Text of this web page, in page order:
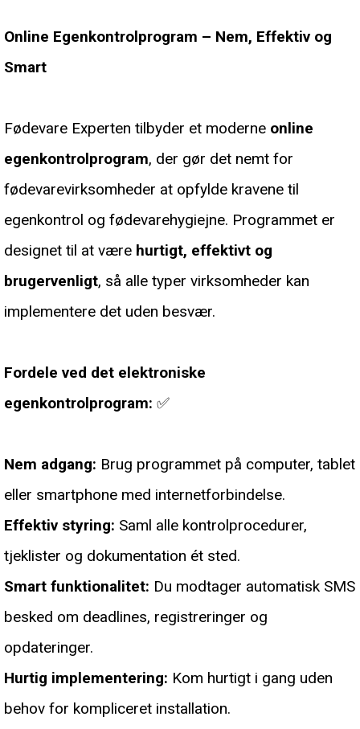
Online Egenkontrolprogram – Nem, Effektiv og
Smart
Fødevare Experten tilbyder et moderne online
egenkontrolprogram, der gør det nemt for
fødevarevirksomheder at opfylde kravene til
egenkontrol og fødevarehygiejne. Programmet er
designet til at være hurtigt, effektivt og
brugervenligt, så alle typer virksomheder kan
implementere det uden besvær.
Fordele ved det elektroniske
egenkontrolprogram: ✅
Nem adgang: Brug programmet på computer, tablet
eller smartphone med internetforbindelse.
Effektiv styring: Saml alle kontrolprocedurer,
tjeklister og dokumentation ét sted.
Smart funktionalitet: Du modtager automatisk SMS
besked om deadlines, registreringer og
opdateringer.
Hurtig implementering: Kom hurtigt i gang uden
behov for kompliceret installation.